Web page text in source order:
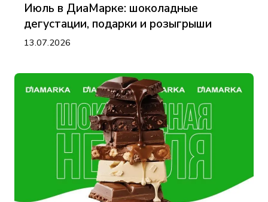
Июль в ДиаМарке: шоколадные
дегустации, подарки и розыгрыши
13.07.2026